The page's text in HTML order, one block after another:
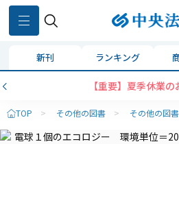
新刊 ランキング
【重要】夏季休業
TOP > その他の図書 > その他の図書